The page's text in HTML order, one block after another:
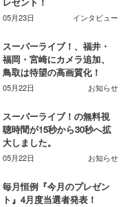
05月23日 インタビュー
スーパーライブ！、福井・
福岡・宮崎にカメラ追加、
鳥取は待望の高画質化！
05月22日 お知らせ
スーパーライブ！の無料視
聴時間が15秒から30秒へ拡
大しました。
05月22日 お知らせ
毎月恒例『今月のプレゼン
ト』4月度当選者発表！
/プロライダー